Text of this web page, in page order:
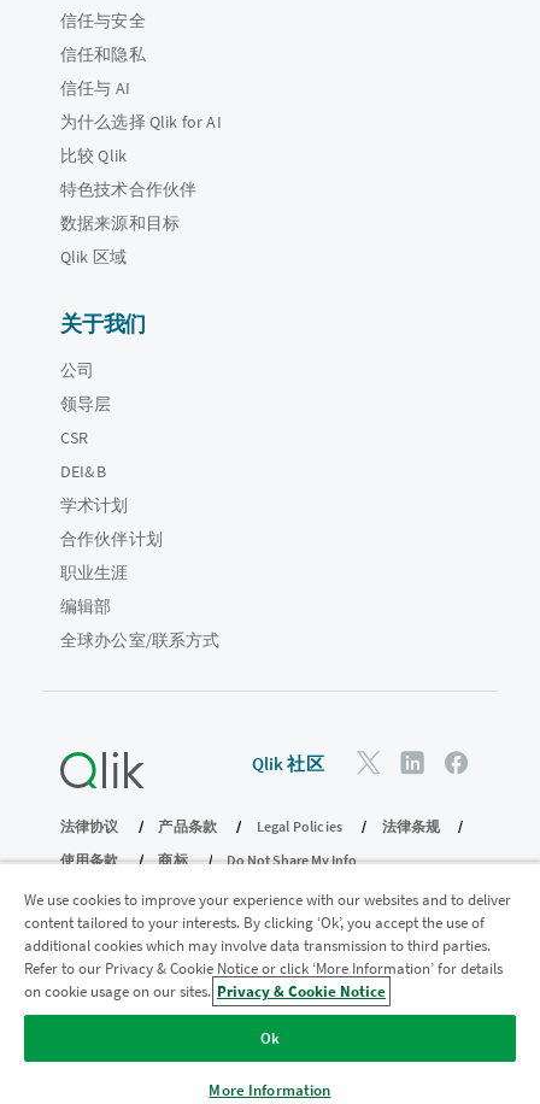
信任与安全
信任和隐私
信任与 AI
为什么选择 Qlik for AI
比较 Qlik
特色技术合作伙伴
数据来源和目标
Qlik 区域
关于我们
公司
领导层
CSR
DEI&B
学术计划
合作伙伴计划
职业生涯
编辑部
全球办公室/联系方式
Qlik 社区
法律协议 产品条款 Legal Policies
法律条规
使用条款
商标
Do Not Share My Info
版权所有 © 1993-2026 QlikTech International AB。保留所有权利。
加入分析现代化计划
使用分析现代化计划实现现代化，同时不损害您宝贵的
QlikView 应用程序。
We use cookies to improve your experience with our websites and to deliver
content tailored to your interests. By clicking ‘Ok’, you accept the use of
additional cookies which may involve data transmission to third parties.
Refer to our Privacy & Cookie Notice or click ‘More Information’ for details
on cookie usage on our sites. Privacy & Cookie Notice
Ok
More Information